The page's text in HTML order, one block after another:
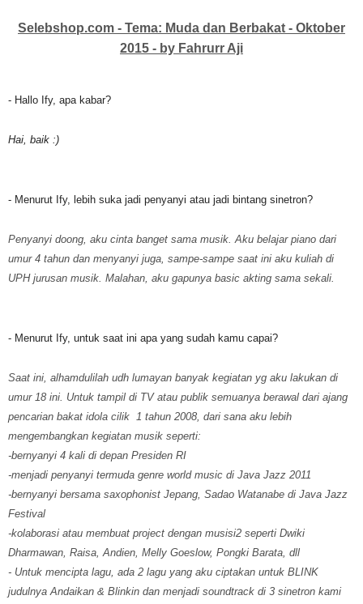
Selebshop.com - Tema: Muda dan Berbakat - Oktober
2015 - by Fahrurr Aji
- Hallo Ify, apa kabar?
Hai, baik :)
- Menurut Ify, lebih suka jadi penyanyi atau jadi bintang sinetron?
Penyanyi doong, aku cinta banget sama musik. Aku belajar piano dari
umur 4 tahun dan menyanyi juga, sampe-sampe saat ini aku kuliah di
UPH jurusan musik. Malahan, aku gapunya basic akting sama sekali.
- Menurut Ify, untuk saat ini apa yang sudah kamu capai?
Saat ini, alhamdulilah udh lumayan banyak kegiatan yg aku lakukan di
umur 18 ini. Untuk tampil di TV atau publik semuanya berawal dari ajang
pencarian bakat idola cilik 1 tahun 2008, dari sana aku lebih
mengembangkan kegiatan musik seperti:
-bernyanyi 4 kali di depan Presiden RI
-menjadi penyanyi termuda genre world music di Java Jazz 2011
-bernyanyi bersama saxophonist Jepang, Sadao Watanabe di Java Jazz
Festival
-kolaborasi atau membuat project dengan musisi2 seperti Dwiki
Dharmawan, Raisa, Andien, Melly Goeslow, Pongki Barata, dll
- Untuk mencipta lagu, ada 2 lagu yang aku ciptakan untuk BLINK
judulnya Andaikan & Blinkin dan menjadi soundtrack di 3 sinetron kami